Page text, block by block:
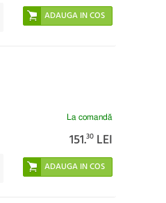
La comandă
151.30 LEI